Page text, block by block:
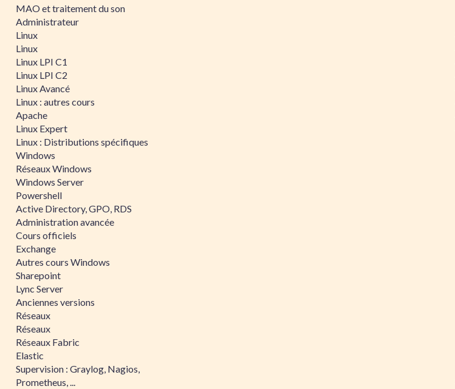
MAO et traitement du son
Administrateur
Linux
Linux
Linux LPI C1
Linux LPI C2
Linux Avancé
Linux : autres cours
Apache
Linux Expert
Linux : Distributions spécifiques
Windows
Réseaux Windows
Windows Server
Powershell
Active Directory, GPO, RDS
Administration avancée
Cours officiels
Exchange
Autres cours Windows
Sharepoint
Lync Server
Anciennes versions
Réseaux
Réseaux
Réseaux Fabric
Elastic
Supervision : Graylog, Nagios,
Prometheus, ...